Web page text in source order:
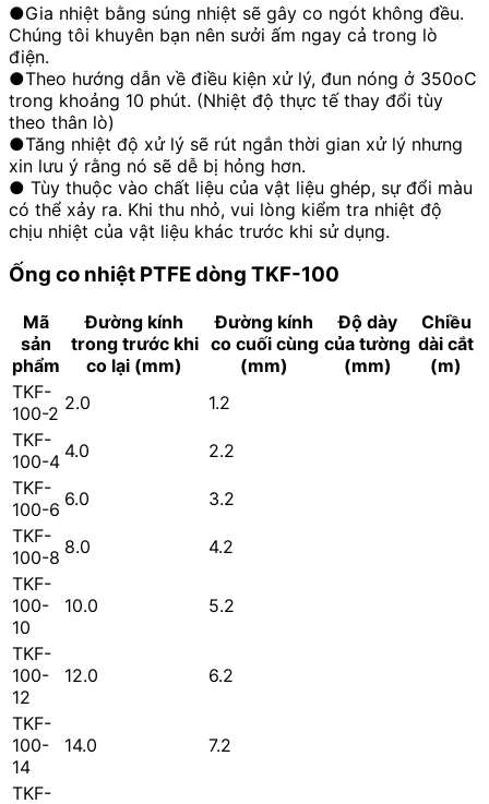
●Gia nhiệt bằng súng nhiệt sẽ gây co ngót không đều.
Chúng tôi khuyên bạn nên sưởi ấm ngay cả trong lò
điện.
●Theo hướng dẫn về điều kiện xử lý, đun nóng ở 350oC
trong khoảng 10 phút. (Nhiệt độ thực tế thay đổi tùy
theo thân lò)
●Tăng nhiệt độ xử lý sẽ rút ngắn thời gian xử lý nhưng
xin lưu ý rằng nó sẽ dễ bị hỏng hơn.
● Tùy thuộc vào chất liệu của vật liệu ghép, sự đổi màu
có thể xảy ra. Khi thu nhỏ, vui lòng kiểm tra nhiệt độ
chịu nhiệt của vật liệu khác trước khi sử dụng.
Ống co nhiệt PTFE dòng TKF-100
Mã
sản
phẩm
Đường kính
trong trước khi
co lại (mm)
Đường kính
co cuối cùng
(mm)
Độ dày
của tường
(mm)
Chiều
dài cắt
(m)
TKF-
100-2 2.0
1.2
TKF-
100-4 4.0
2.2
TKF-
100-6 6.0
3.2
TKF-
100-8 8.0
4.2
TKF-
100-
10
10.0 5.2
TKF-
100-
12
12.0 6.2
TKF-
100-
14
14.0 7.2
TKF-